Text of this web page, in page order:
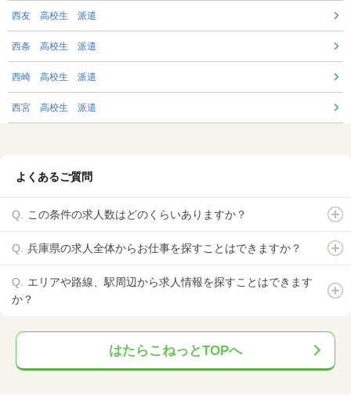
西友 高校生 派遣
西条 高校生 派遣
西崎 高校生 派遣
西宮 高校生 派遣
よくあるご質問
この条件の求人数はどのくらいありますか？
兵庫県の求人全体からお仕事を探すことはできますか？
エリアや路線、駅周辺から求人情報を探すことはできます
か？
はたらこねっとTOPへ